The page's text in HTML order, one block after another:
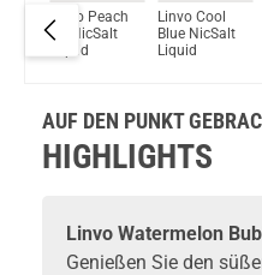
Du willst Kröten
Schau mal hier!
OneVape Air MOD 60
Linvo Peach
Ice NicSalt
Liquid
Linvo Cool
Blue NicSalt
Liquid
AUF DEN PUNKT
HIGHLIGHTS
Linvo Watermelon
Genießen Sie den